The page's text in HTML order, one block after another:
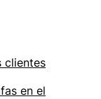
clientes
en el